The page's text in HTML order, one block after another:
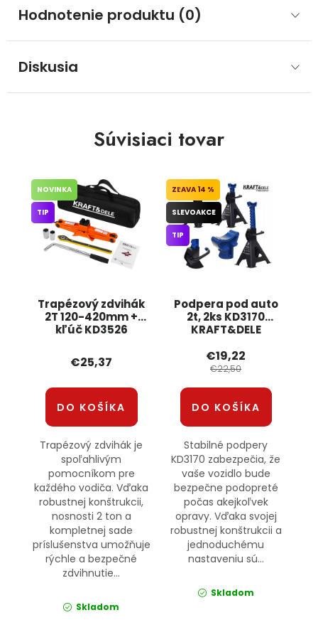
Hodnotenie produktu (0)
Diskusia
Súvisiaci tovar
Trapézový zdvihák
2T 120-420mm +
kľúč KD3526
NOVINKA
TIP
€25,37
DO KOŠÍKA
Trapézový zdvihák je
spoľahlivým
pomocníkom pre
každého vodiča. Vďaka
robustnej konštrukcii,
nosnosti 2 ton a
kompletnej sade
príslušenstva umožňuje
rýchle a bezpečné
zdvihnutie...
Skladom
Podpera pod auto
2t, 2ks KD3170
KRAFT&DELE
14 %
SLEVOAKCE
TIP
€19,22
€22,50
DO KOŠÍKA
Stabilné podpery
KD3170 zabezpečia, že
vaše vozidlo bude
bezpečne podopreté
počas akejkoľvek
opravy. Vďaka svojej
robustnej konštrukcii a
jednoduchému
nastaveniu sú...
Skladom